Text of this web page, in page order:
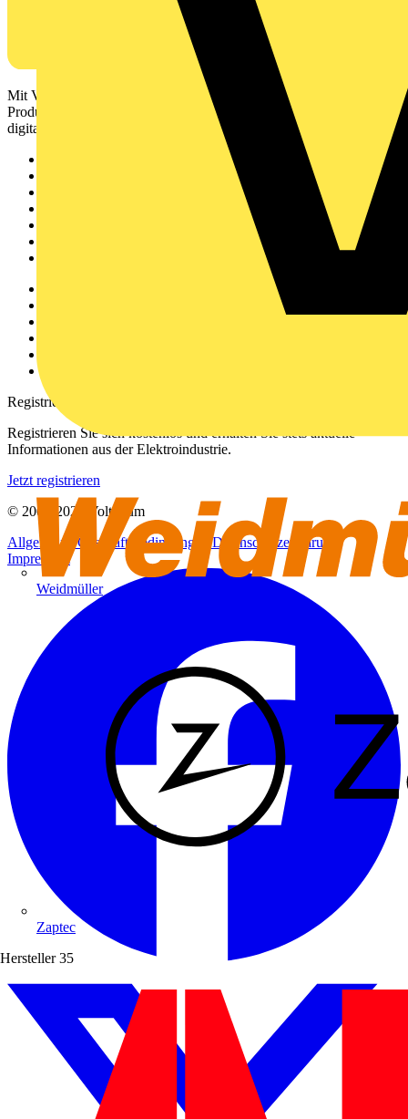
Weidmüller
Zaptec
Hersteller 35
Mit Voltimum erhalten Elektrofachkräfte Zugang zu Branchennews,
Produktinformationen, Schulungen und Tools – alles auf einer
digitalen Plattform und Community.
Registrierung
Registrieren Sie sich kostenlos und erhalten Sie stets aktuelle
Informationen aus der Elektroindustrie.
Jetzt registrieren
© 2002-
2026
Voltimum
Allgemeine GeschäftsbedingungenDatenschutzerklärung
Impressum